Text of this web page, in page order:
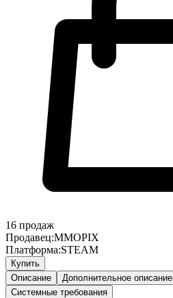
16 продаж
Продавец:MMOPIX
Платформа:STEAM
Купить
Описание
Дополнительное описание
Системные требования